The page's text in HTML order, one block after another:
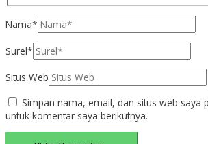
Nama*
Surel*
Situs Web
Simpan nama, email, dan situs web saya
untuk komentar saya berikutnya.